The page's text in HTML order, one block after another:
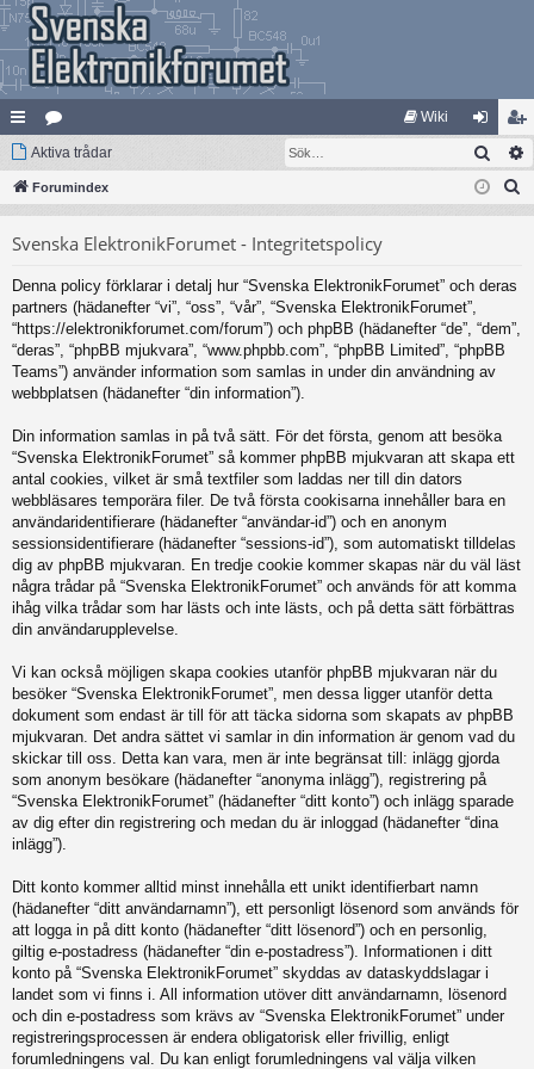
na
bb
ar
at
eg
Wiki
og
ga
li
m
m
Aktiva trådar Sök
Forumindex
Svenska ElektronikForumet - Integritetspolicy
Denna policy förklarar i detalj hur “Svenska ElektronikForumet” och deras
partners (hädanefter “vi”, “oss”, “vår”, “Svenska ElektronikForumet”,
“https://elektronikforumet.com/forum”) och phpBB (hädanefter “de”, “dem”,
“deras”, “phpBB mjukvara”, “www.phpbb.com”, “phpBB Limited”, “phpBB
Teams”) använder information som samlas in under din användning av
webbplatsen (hädanefter “din information”).
Din information samlas in på två sätt. För det första, genom att besöka
“Svenska ElektronikForumet” så kommer phpBB mjukvaran att skapa ett
antal cookies, vilket är små textfiler som laddas ner till din dators
webbläsares temporära filer. De två första cookisarna innehåller bara en
användaridentifierare (hädanefter “användar-id”) och en anonym
sessionsidentifierare (hädanefter “sessions-id”), som automatiskt tilldelas
dig av phpBB mjukvaran. En tredje cookie kommer skapas när du väl läst
några trådar på “Svenska ElektronikForumet” och används för att komma
ihåg vilka trådar som har lästs och inte lästs, och på detta sätt förbättras
din användarupplevelse.
Vi kan också möjligen skapa cookies utanför phpBB mjukvaran när du
besöker “Svenska ElektronikForumet”, men dessa ligger utanför detta
dokument som endast är till för att täcka sidorna som skapats av phpBB
mjukvaran. Det andra sättet vi samlar in din information är genom vad du
skickar till oss. Detta kan vara, men är inte begränsat till: inlägg gjorda
som anonym besökare (hädanefter “anonyma inlägg”), registrering på
“Svenska ElektronikForumet” (hädanefter “ditt konto”) och inlägg sparade
av dig efter din registrering och medan du är inloggad (hädanefter “dina
inlägg”).
Ditt konto kommer alltid minst innehålla ett unikt identifierbart namn
(hädanefter “ditt användarnamn”), ett personligt lösenord som används för
att logga in på ditt konto (hädanefter “ditt lösenord”) och en personlig,
giltig e-postadress (hädanefter “din e-postadress”). Informationen i ditt
konto på “Svenska ElektronikForumet” skyddas av dataskyddslagar i
landet som vi finns i. All information utöver ditt användarnamn, lösenord
och din e-postadress som krävs av “Svenska ElektronikForumet” under
registreringsprocessen är endera obligatorisk eller frivillig, enligt
forumledningens val. Du kan enligt forumledningens val välja vilken